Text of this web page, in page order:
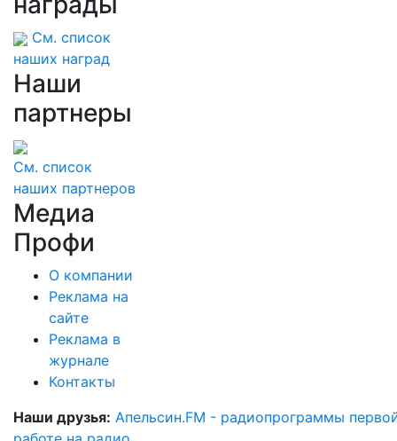
См. список
наших наград
Наши
партнеры
См. список
наших партнеров
Медиа
Профи
О компании
Реклама на
сайте
Реклама в
журнале
Контакты
Наши друзья: Апельсин.FM - радиопрограммы